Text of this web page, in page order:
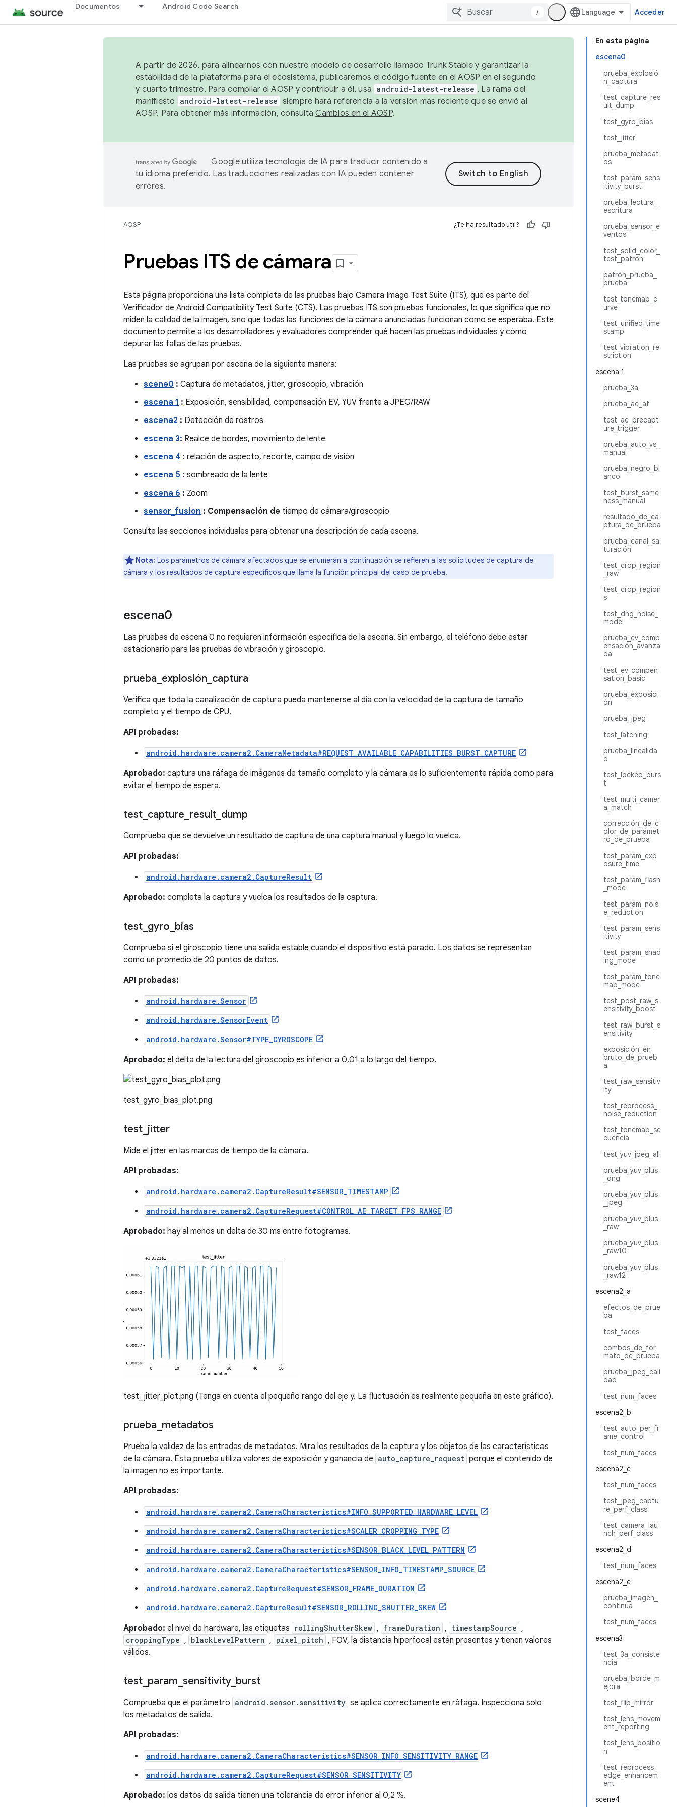
Documentos Android Code Search
/ Acceder
En esta página
escena0
prueba_explosió
n_captura
test_capture_res
ult_dump
test_gyro_bias
test_jitter
prueba_metadat
os
test_param_sens
itivity_burst
prueba_lectura_
escritura
prueba_sensor_e
ventos
test_solid_color_
test_patrón
patrón_prueba_
prueba
test_tonemap_c
urve
test_unified_time
stamp
test_vibration_re
striction
escena 1
prueba_3a
prueba_ae_af
test_ae_precapt
ure_trigger
prueba_auto_vs_
manual
prueba_negro_bl
anco
test_burst_same
ness_manual
resultado_de_ca
ptura_de_prueba
prueba_canal_sa
turación
test_crop_region
_raw
test_crop_region
s
test_dng_noise_
model
prueba_ev_comp
ensación_avanza
da
test_ev_compen
sation_basic
prueba_exposici
ón
prueba_jpeg
test_latching
prueba_linealida
d
test_locked_burs
t
test_multi_camer
a_match
corrección_de_c
olor_de_parámet
ro_de_prueba
test_param_exp
osure_time
test_param_flash
_mode
test_param_nois
e_reduction
test_param_sens
itivity
test_param_shad
ing_mode
test_param_tone
map_mode
test_post_raw_s
ensitivity_boost
test_raw_burst_s
ensitivity
exposición_en
bruto_de_prueb
a
test_raw_sensitiv
ity
test_reprocess_
noise_reduction
test_tonemap_se
cuencia
test_yuv_jpeg_all
prueba_yuv_plus
_dng
prueba_yuv_plus
_jpeg
prueba_yuv_plus
_raw
prueba_yuv_plus
_raw10
prueba_yuv_plus
_raw12
escena2_a
efectos_de_prue
ba
test_faces
combos_de_for
mato_de_prueba
prueba_jpeg_cali
dad
test_num_faces
escena2_b
test_auto_per_fr
ame_control
test_num_faces
escena2_c
test_num_faces
test_jpeg_captu
re_perf_class
test_camera_lau
nch_perf_class
escena2_d
test_num_faces
escena2_e
prueba_imagen_
continua
test_num_faces
escena3
test_3a_consiste
ncia
prueba_borde_m
ejora
test_flip_mirror
test_lens_movem
ent_reporting
test_lens_positio
n
test_reprocess_
edge_enhancem
ent
scene4
A partir de 2026, para alinearnos con nuestro modelo de desarrollo llamado Trunk Stable y garantizar la
estabilidad de la plataforma para el ecosistema, publicaremos el código fuente en el AOSP en el segundo
y cuarto trimestre. Para compilar el AOSP y contribuir a él, usa android-latest-release . La rama del
manifiesto
android-latest-release siempre hará referencia a la versión más reciente que se envió al
AOSP. Para obtener más información, consultaCambios en el AOSP.
Google utiliza tecnología de IA para traducir contenido a
tu idioma preferido. Las traducciones realizadas con IA pueden contener
errores.
AOSP ¿Te ha resultado útil?
Pruebas ITS de cámara
Esta página proporciona una lista completa de las pruebas bajo Camera Image Test Suite (ITS), que es parte del
Verificador de Android Compatibility Test Suite (CTS). Las pruebas ITS son pruebas funcionales, lo que significa que no
miden la calidad de la imagen, sino que todas las funciones de la cámara anunciadas funcionan como se esperaba. Este
documento permite a los desarrolladores y evaluadores comprender qué hacen las pruebas individuales y cómo
depurar las fallas de las pruebas.
Las pruebas se agrupan por escena de la siguiente manera:
scene0 : Captura de metadatos, jitter, giroscopio, vibración
escena 1 : Exposición, sensibilidad, compensación EV, YUV frente a JPEG/RAW
escena2 : Detección de rostros
escena 3: Realce de bordes, movimiento de lente
escena 4 : relación de aspecto, recorte, campo de visión
escena 5 : sombreado de la lente
escena 6 : Zoom
sensor_fusion : Compensación de tiempo de cámara/giroscopio
Consulte las secciones individuales para obtener una descripción de cada escena.
Nota: Los parámetros de cámara afectados que se enumeran a continuación se refieren a las solicitudes de captura de
cámara y los resultados de captura específicos que llama la función principal del caso de prueba.
escena0
Las pruebas de escena 0 no requieren información específica de la escena. Sin embargo, el teléfono debe estar
estacionario para las pruebas de vibración y giroscopio.
prueba explosión captura
Verifica que toda la canalización de captura pueda mantenerse al día con la velocidad de la captura de tamaño
completo y el tiempo de CPU.
API probadas:
android.hardware.camera2.CameraMetadata#REQUEST_AVAILABLE_CAPABILITIES_BURST_CAPTURE
Aprobado: captura una ráfaga de imágenes de tamaño completo y la cámara es lo suficientemente rápida como para
evitar el tiempo de espera.
test capture result dump
Comprueba que se devuelve un resultado de captura de una captura manual y luego lo vuelca.
API probadas:
android.hardware.camera2.CaptureResult
Aprobado: completa la captura y vuelca los resultados de la captura.
test gyro bias
Comprueba si el giroscopio tiene una salida estable cuando el dispositivo está parado. Los datos se representan
como un promedio de 20 puntos de datos.
API probadas:
android.hardware.Sensor
android.hardware.SensorEvent
android.hardware.Sensor#TYPE_GYROSCOPE
Aprobado: el delta de la lectura del giroscopio es inferior a 0,01 a lo largo del tiempo.
test_gyro_bias_plot.png
test jitter
Mide el jitter en las marcas de tiempo de la cámara.
API probadas:
android.hardware.camera2.CaptureResult#SENSOR_TIMESTAMP
android.hardware.camera2.CaptureRequest#CONTROL_AE_TARGET_FPS_RANGE
Aprobado: hay al menos un delta de 30 ms entre fotogramas.
test_jitter_plot.png (Tenga en cuenta el pequeño rango del eje y. La fluctuación es realmente pequeña en este gráfico).
prueba metadatos
Prueba la validez de las entradas de metadatos. Mira los resultados de la captura y los objetos de las características
de la cámara. Esta prueba utiliza valores de exposición y ganancia de auto_capture_request porque el contenido de
la imagen no es importante.
API probadas:
android.hardware.camera2.CameraCharacteristics#INFO_SUPPORTED_HARDWARE_LEVEL
android.hardware.camera2.CameraCharacteristics#SCALER_CROPPING_TYPE
android.hardware.camera2.CameraCharacteristics#SENSOR_BLACK_LEVEL_PATTERN
android.hardware.camera2.CameraCharacteristics#SENSOR_INFO_TIMESTAMP_SOURCE
android.hardware.camera2.CaptureRequest#SENSOR_FRAME_DURATION
android.hardware.camera2.CaptureResult#SENSOR_ROLLING_SHUTTER_SKEW
Aprobado: el nivel de hardware, las etiquetas rollingShutterSkew , frameDuration , timestampSource ,
croppingType , blackLevelPattern , pixel_pitch , FOV, la distancia hiperfocal están presentes y tienen valores
válidos.
test param sensitivity_ burst
Comprueba que el parámetro android.sensor.sensitivity se aplica correctamente en ráfaga. Inspecciona solo
los metadatos de salida.
API probadas:
android.hardware.camera2.CameraCharacteristics#SENSOR_INFO_SENSITIVITY_RANGE
android.hardware.camera2.CaptureRequest#SENSOR_SENSITIVITY
Aprobado: los datos de salida tienen una tolerancia de error inferior al 0,2 %.